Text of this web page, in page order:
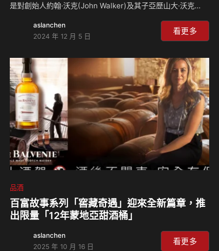
是對創始人約翰·沃克(John Walker)及其子亞歷山大·沃克
和威士忌凝聚了六款稀有麥芽威士忌，與兩款穀物威士忌的精
華，其中更包含來自已關閉釀酒廠的珍貴原酒，如Cambus和
52年的時光淬煉，呈現出無與倫比的複雜風味。全球限量200
瓶，使其成為收藏家夢寐以求的珍品，也是威士忌界的一座里
程碑。 Johnnie Walker首席調酒師艾…
aslanchen
2024 年 12 月 5 日
看更多
品酒
百富故事系列「窖藏奇遇」迎來全新篇章，推
出限量「12年蒙地亞甜酒桶」
aslanchen
2025 年 10 月 16 日
看更多